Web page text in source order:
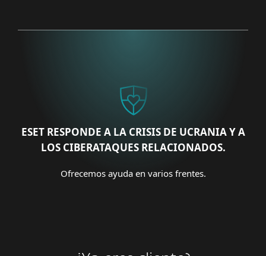
ESET RESPONDE A LA CRISIS DE UCRANIA Y A
LOS CIBERATAQUES RELACIONADOS.
Ofrecemos ayuda en varios frentes.